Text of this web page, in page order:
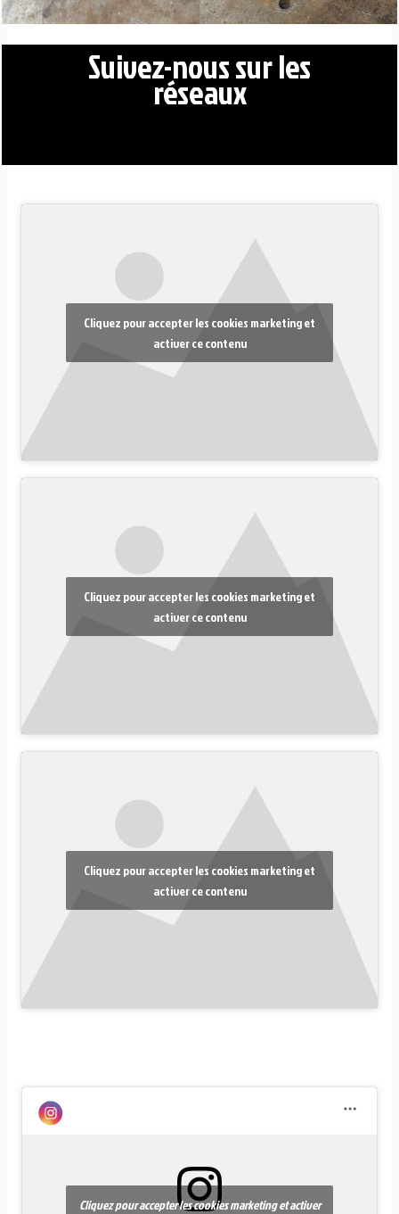
Suivez-nous sur les
réseaux
Cliquez pour accepter les cookies marketing et
activer ce contenu
Cliquez pour accepter les cookies marketing et
activer ce contenu
Cliquez pour accepter les cookies marketing et
activer ce contenu
Cliquez pour accepter les cookies marketing et activer